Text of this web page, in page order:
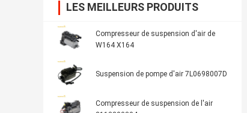
LES MEILLEURS PRODUITS
Compresseur de suspension d'air de
W164 X164
Suspension de pompe d'air 7L0698007D
Compresseur de suspension de l'air